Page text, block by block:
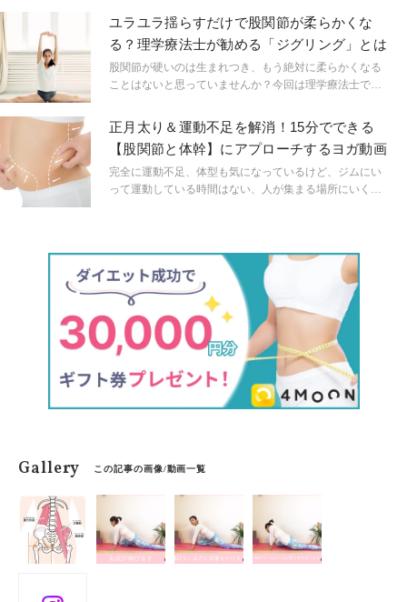
むくみを防止＆解消していきましょう。
ユラユラ揺らすだけで股関節が柔らかくな
る？理学療法士が勧める「ジグリング」とは
股関節が硬いのは生まれつき、もう絶対に柔らかくなる
ことはないと思っていませんか？今回は理学療法士でヨ
くする方法をご紹介いただきます。
正月太り＆運動不足を解消！15分でできる
【股関節と体幹】にアプローチするヨガ動画
完全に運動不足、体型も気になっているけど、ジムにい
って運動している時間はない、人が集まる場所にいくの
Gallery この記事の画像/動画一覧